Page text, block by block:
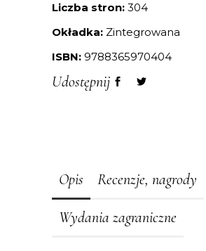
Liczba stron: 304
Okładka: Zintegrowana
ISBN: 9788365970404
Udostępnij
Opis Recenzje, nagrody
Wydania zagraniczne